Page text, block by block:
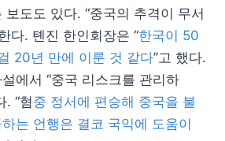
보도도 있다. “중국의 추격이 무서
다. 톈진 한인회장은 “한국이 50
20년 만에 이룬 것 같다”고 했다.
에서 “중국 리스크를 관리하
. “혐중 정서에 편승해 중국을 불
는 언행은 결코 국익에 도움이